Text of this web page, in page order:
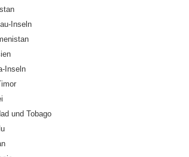
Inseln
Inseln
und Tobago